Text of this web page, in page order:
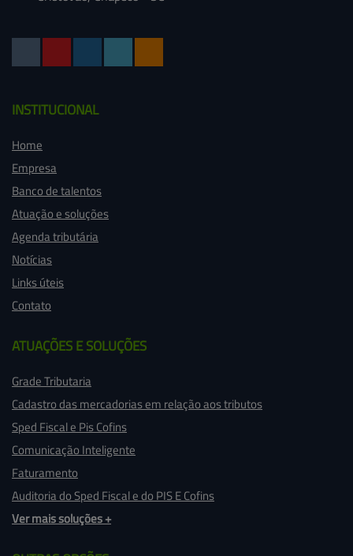
INSTITUCIONAL
Home
Empresa
Banco de talentos
Atuação e soluções
Agenda tributária
Notícias
Links úteis
Contato
ATUAÇÕES E SOLUÇÕES
Grade Tributaria
Cadastro das mercadorias em relação aos tributos
Sped Fiscal e Pis Cofins
Comunicação Inteligente
Faturamento
Auditoria do Sped Fiscal e do PIS E Cofins
Ver mais soluções +